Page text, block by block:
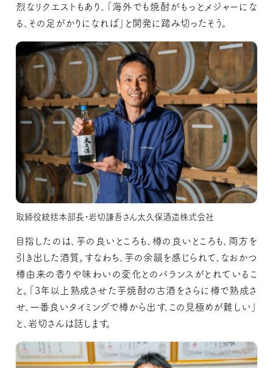
烈なリクエストもあり、「海外でも焼酎がもっとメジャーにな
る、その足がかりになれば」と開発に踏み切ったそう。
取締役統括本部長・岩切謙吾さん太久保酒造株式会社
目指したのは、芋の良いところも、樽の良いところも、両方を
引き出した酒質。すなわち、芋の余韻を感じられて、なおかつ
樽由来の香りや味わいの変化とのバランスがとれているこ
と。「3年以上熟成させた芋焼酎の古酒をさらに樽で熟成さ
せ、一番良いタイミングで樽から出す、この見極めが難しい」
と、岩切さんは話します。